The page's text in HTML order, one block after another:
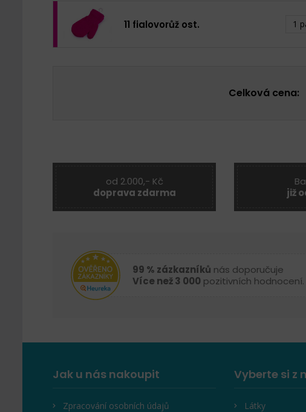
11 fialovorůž ost. 1
Celková cena:
od 2.000,- Kč
doprava zdarma
již
99 % zázkazníků nás doporučuje
Více než 3 000 pozitivních hodnocení.
Jak u nás nakoupit
Zpracování osobních údajů
Vyberte si z
Látky